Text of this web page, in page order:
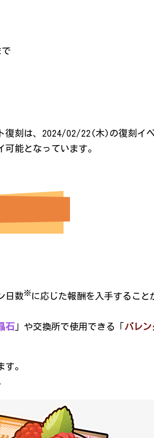
刻は、2024/02/22(木)の復刻イ
能となっています。
日数※に応じた報酬を入手すること
石」や交換所で使用できる「 バレン
。